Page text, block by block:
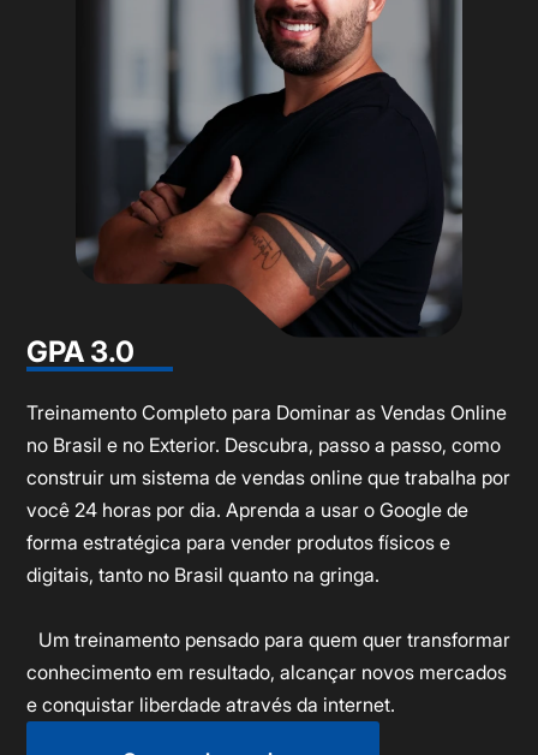
GPA 3.0
Treinamento Completo para Dominar as Vendas Online
no Brasil e no Exterior. Descubra, passo a passo, como
construir um sistema de vendas online que trabalha por
você 24 horas por dia. Aprenda a usar o Google de
forma estratégica para vender produtos físicos e
digitais, tanto no Brasil quanto na gringa.
Um treinamento pensado para quem quer transformar
conhecimento em resultado, alcançar novos mercados
e conquistar liberdade através da internet.